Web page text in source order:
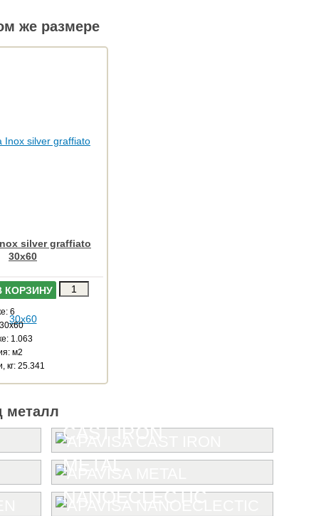
же размере
silver graffiato
30x60
КОРЗИНУ
6
1.063
м2
кг: 25.341
металл
CAST IRON
METAL
NANOECLECTIC